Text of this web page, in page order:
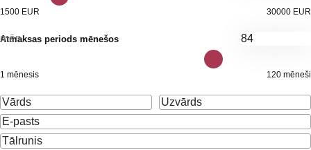
1500 EUR 30000 EUR
Atmaksas periods mēnešos
mēn.
1 mēnesis 120 mēneši